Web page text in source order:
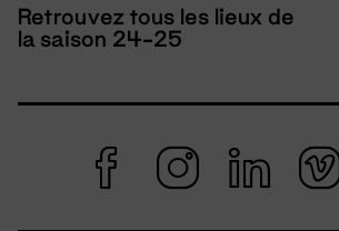
Retrouvez tous les lieux de
la saison 24-25